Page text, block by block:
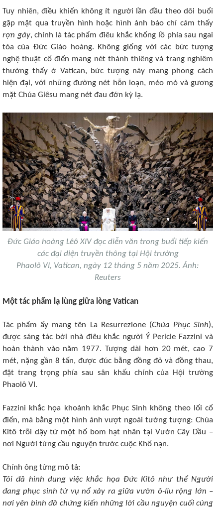
Tuy nhiên, điều khiến không ít người lần đầu theo dõi buổi
gặp mặt qua truyền hình hoặc hình ảnh báo chí cảm thấy
rợn gáy, chính là tác phẩm điêu khắc khổng lồ phía sau ngai
tòa của Đức Giáo hoàng. Không giống với các bức tượng
nghệ thuật cổ điển mang nét thánh thiêng và trang nghiêm
thường thấy ở Vatican, bức tượng này mang phong cách
hiện đại, với những đường nét hỗn loạn, méo mó và gương
mặt Chúa Giêsu mang nét đau đớn kỳ lạ.​
Đức Giáo hoàng Lêô XIV đọc diễn văn trong buổi tiếp kiến
các đại diện truyền thông tại Hội trường
Phaolô VI, Vatican, ngày 12 tháng 5 năm 2025. Ảnh:
Reuters​
Một tác phẩm lạ lùng giữa lòng Vatican​
Tác phẩm ấy mang tên La Resurrezione (Chúa Phục Sinh),
được sáng tác bởi nhà điêu khắc người Ý Pericle Fazzini và
hoàn thành vào năm 1977. Tượng dài hơn 20 mét, cao 7
mét, nặng gần 8 tấn, được đúc bằng đồng đỏ và đồng thau,
đặt trang trọng phía sau sân khấu chính của Hội trường
Phaolô VI.
Fazzini khắc họa khoảnh khắc Phục Sinh không theo lối cổ
điển, mà bằng một hình ảnh vượt ngoài tưởng tượng: Chúa
Kitô trỗi dậy từ một hố bom hạt nhân tại Vườn Cây Dầu –
nơi Người từng cầu nguyện trước cuộc Khổ nạn.
Chính ông từng mô tả:
Tôi đã hình dung việc khắc họa Đức Kitô như thể Người
đang phục sinh từ vụ nổ xảy ra giữa vườn ô-liu rộng lớn –
nơi yên bình đã chứng kiến những lời cầu nguyện cuối cùng